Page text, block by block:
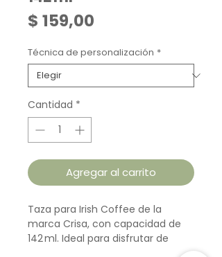
$ 159,00
Técnica de personalización *
Cantidad *
Agregar al carrito
Taza para Irish Coffee de la
marca Crisa, con capacidad de
142 ml. Ideal para disfrutar de